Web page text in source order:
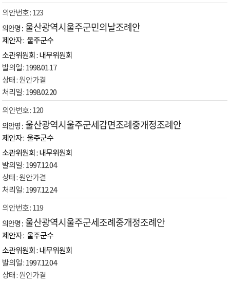
123
울산광역시울주군민의날조례안
울주군수
내무위원회
1998.01.17
원안가결
1998.02.20
120
울산광역시울주군세감면조례중개정조례안
울주군수
내무위원회
1997.12.04
원안가결
1997.12.24
119
울산광역시울주군세조례중개정조례안
울주군수
내무위원회
1997.12.04
원안가결